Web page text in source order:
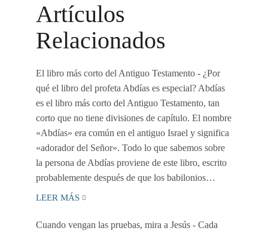
Artículos
Relacionados
El libro más corto del Antiguo Testamento - ¿Por
qué el libro del profeta Abdías es especial? Abdías
es el libro más corto del Antiguo Testamento, tan
corto que no tiene divisiones de capítulo. El nombre
«Abdías» era común en el antiguo Israel y significa
«adorador del Señor». Todo lo que sabemos sobre
la persona de Abdías proviene de este libro, escrito
probablemente después de que los babilonios…
LEER MÁS
Cuando vengan las pruebas, mira a Jesús - Cada